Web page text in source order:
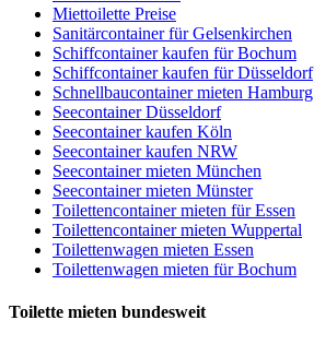
Miettoilette Preise
Sanitärcontainer für Gelsenkirchen
Schiffcontainer kaufen für Bochum
Schiffcontainer kaufen für Düsseldorf
Schnellbaucontainer mieten Hamburg
Seecontainer Düsseldorf
Seecontainer kaufen Köln
Seecontainer kaufen NRW
Seecontainer mieten München
Seecontainer mieten Münster
Toilettencontainer mieten für Essen
Toilettencontainer mieten Wuppertal
Toilettenwagen mieten Essen
Toilettenwagen mieten für Bochum
Toilette mieten bundesweit